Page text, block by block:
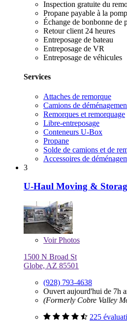
Inspection gratuite du
Propane payable à la
Échange de bonbonne de
Retour client 24 heures
Entreposage de bateau
Entreposage de VR
Entreposage de véhicules
Services
Attaches de remorque
Camions de
Remorques et remorquage
Libre-entreposage
Conteneurs U-Box
Propane
Solde de camions et de
Accessoires de
3
U-Haul Moving &
VoirPhotos
1500 N Broad St
Globe, AZ 85501
(928) 793-4638
Ouvert aujourd'hui de 7h
(Formerly Cobre Valley
225